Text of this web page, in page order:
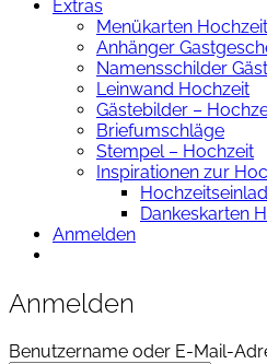
Extras
Menükarten Hochzeit
Anhänger
Namensschilder
Leinwand Hochzeit
Gästebilder –
Briefumschläge
Stempel – Hochzeit
Inspirationen zur
Dankeskarten
Anmelden
Anmelden
Benutzername oder E-Mail-